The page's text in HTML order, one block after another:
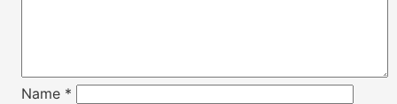
Name *